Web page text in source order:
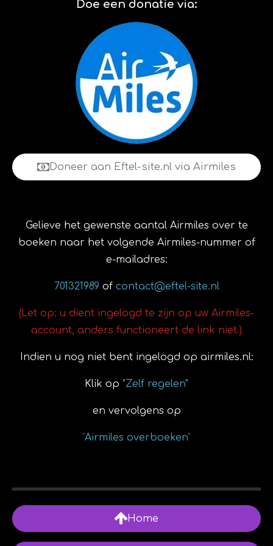
Doe een donatie via:
Doneer aan Eftel-site.nl via Airmiles
Gelieve het gewenste aantal Airmiles over te
boeken naar het volgende Airmiles-nummer of
e-mailadres:
701321989 ofcontact@eftel-site.nl
(Let op: u dient ingelogd te zijn op uw Airmiles-
account, anders functioneert de link niet.)
Indien u nog niet bent ingelogd op airmiles.nl:
Klik op "Zelf regelen"
en vervolgens op
"Airmiles overboeken"
Home